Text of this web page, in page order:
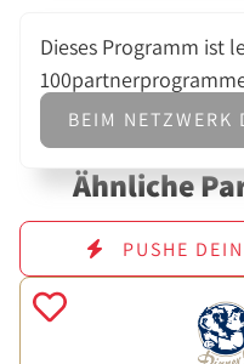
Dieses Programm ist
BEIM NETZWERK
Ähnliche
PUSHE